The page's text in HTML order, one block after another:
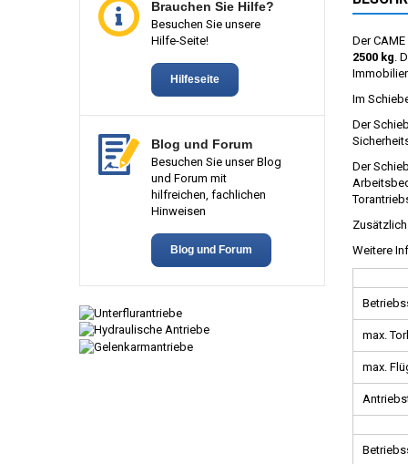
Brauchen Sie Hilfe?
Besuchen Sie unsere
Hilfe-Seite!
Hilfeseite
Blog und Forum
Besuchen Sie unser Blog
und Forum mit
hilfreichen, fachlichen
Hinweisen
Blog und Forum
Der
2500 kg.
Im
Der
Der
Weitere
max.
max.